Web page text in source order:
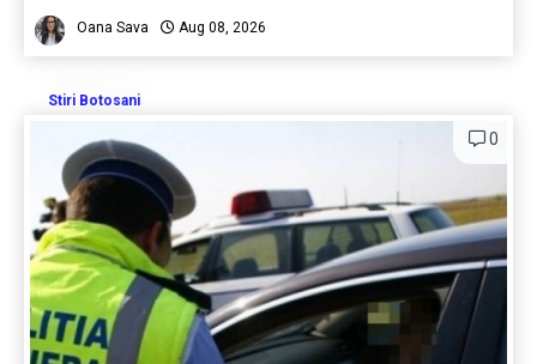
Oana Sava Aug 08, 2026
Stiri Botosani
0